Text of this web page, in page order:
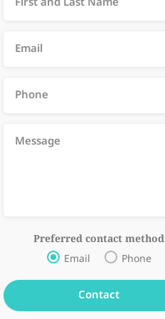
Preferred contact method
Email Phone